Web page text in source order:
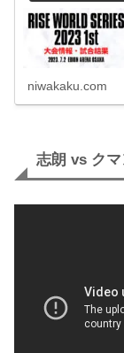
niwakaku.com
志朗 vs クマ